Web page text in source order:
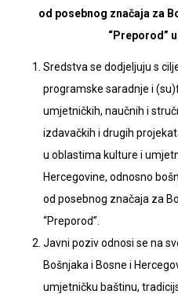
od posebnog značaja za
“Preporod”
Sredstva se dodjeljuju s
programske saradnje i
umjetničkih, naučnih i
izdavačkih i drugih
u oblastima kulture i
Hercegovine, odnosno
od posebnog značaja za
“Preporod”.
Javni poziv odnosi se na
Bošnjaka i Bosne i
umjetničku baštinu,